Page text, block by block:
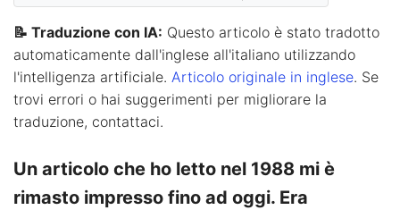
📝 Traduzione con IA: Questo articolo è stato tradotto
automaticamente dall'inglese all'italiano utilizzando
l'intelligenza artificiale. Articolo originale in inglese. Se
trovi errori o hai suggerimenti per migliorare la
traduzione, contattaci.
Un articolo che ho letto nel 1988 mi è
rimasto impresso fino ad oggi. Era